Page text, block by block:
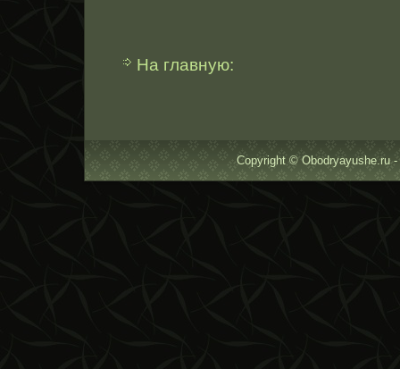
На главную:
Copyright © Obodryayushe.ru